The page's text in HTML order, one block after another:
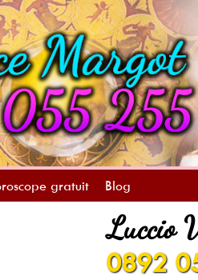
gratuit Blog
Luccio
0892